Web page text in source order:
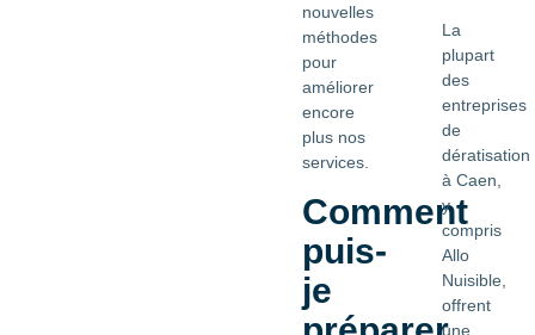
nouvelles
méthodes
pour
améliorer
encore
plus nos
services.
Comment
puis-
je
La
plupart
des
entreprises
de
dératisation
à Caen,
y
compris
Allo
Nuisible,
offrent
une